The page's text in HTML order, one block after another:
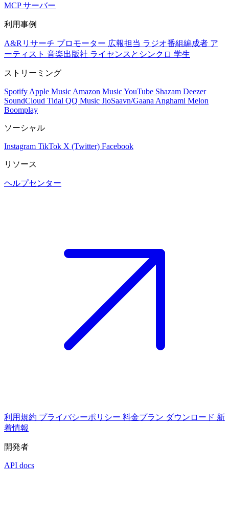
MCP サーバー
利用事例
A&Rリサーチ プロモーター 広報担当 ラジオ番組編成者 ア
ーティスト 音楽出版社 ライセンスとシンクロ 学生
ストリーミング
Spotify Apple Music Amazon MusicYouTube Shazam Deezer
SoundCloud Tidal QQ Music JioSaavn/Gaana Anghami Melon
Boomplay
ソーシャル
Instagram TikTok X (Twitter) Facebook
リソース
ヘルプセンター
利用規約 プライバシーポリシー 料金プラン ダウンロード 新
着情報
開発者
API docs